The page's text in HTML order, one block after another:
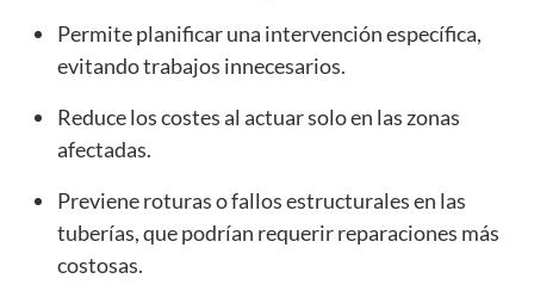
Permite planificar una intervención específica,
evitando trabajos innecesarios.
Reduce los costes al actuar solo en las zonas
afectadas.
Previene roturas o fallos estructurales en las
tuberías, que podrían requerir reparaciones más
costosas.